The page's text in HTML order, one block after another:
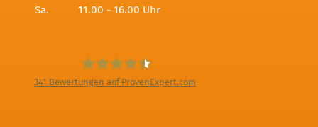
Sa.
11.00 - 16.00 Uhr
341 Bewertungen auf ProvenExpert.com